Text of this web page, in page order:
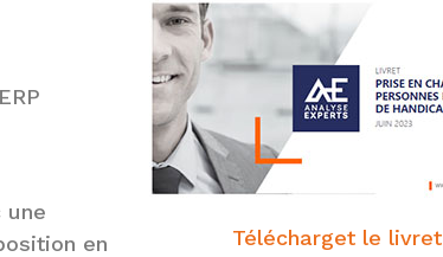
une
en
Télécharget le livret